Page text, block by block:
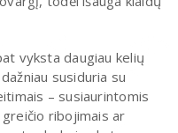
vyksta daugiau kelių
susiduria su
– susiaurintomis
ribojimais ar